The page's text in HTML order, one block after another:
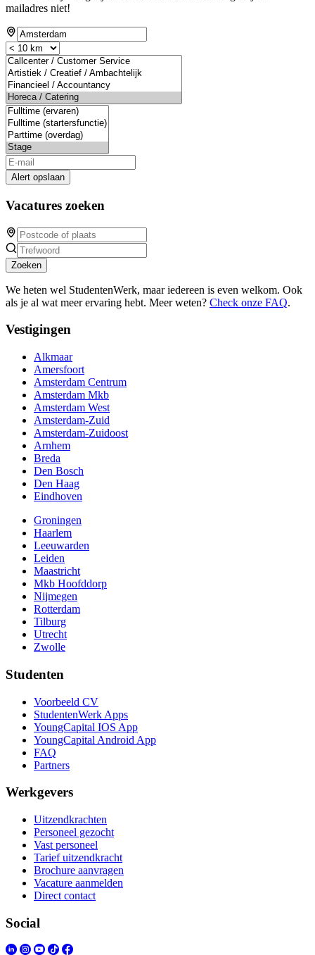
mailadres niet!
Alert opslaan
Vacatures zoeken
Zoeken
We heten wel StudentenWerk, maar iedereen is even welkom. Ook
als je al wat meer ervaring hebt. Meer weten? Check onze FAQ.
Vestigingen
Alkmaar
Amersfoort
Amsterdam Centrum
Amsterdam Mkb
Amsterdam West
Amsterdam-Zuid
Amsterdam-Zuidoost
Arnhem
Breda
Den Bosch
Den Haag
Eindhoven
Groningen
Haarlem
Leeuwarden
Leiden
Maastricht
Mkb Hoofddorp
Nijmegen
Rotterdam
Tilburg
Utrecht
Zwolle
Studenten
Voorbeeld CV
StudentenWerk Apps
YoungCapital IOS App
YoungCapital Android App
FAQ
Partners
Werkgevers
Uitzendkrachten
Personeel gezocht
Vast personeel
Tarief uitzendkracht
Brochure aanvragen
Vacature aanmelden
Direct contact
Social